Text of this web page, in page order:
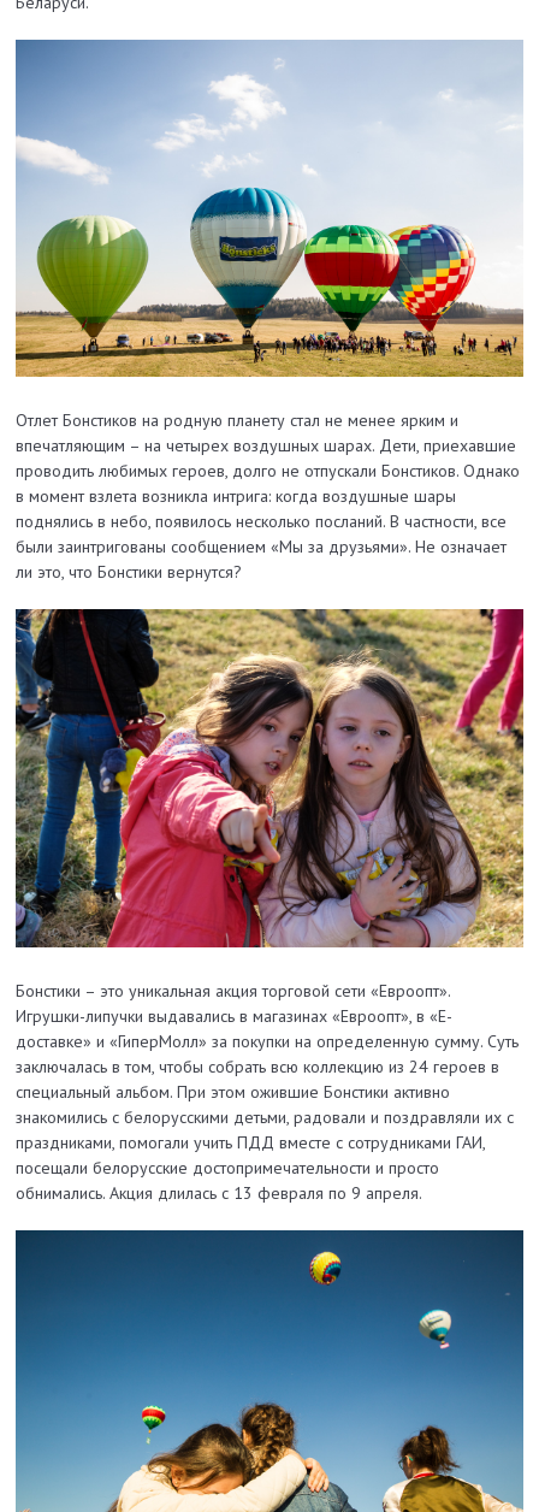
Отлет Бонстиков на родную планету стал не менее ярким и
впечатляющим – на четырех воздушных шарах. Дети, приехавшие
проводить любимых героев, долго не отпускали Бонстиков. Однако
в момент взлета возникла интрига: когда воздушные шары
поднялись в небо, появилось несколько посланий. В частности, все
были заинтригованы сообщением «Мы за друзьями». Не означает
ли это, что Бонстики вернутся?
Бонстики – это уникальная акция торговой сети «Евроопт».
Игрушки-липучки выдавались в магазинах «Евроопт», в «Е-
доставке» и «ГиперМолл» за покупки на определенную сумму. Суть
заключалась в том, чтобы собрать всю коллекцию из 24 героев в
специальный альбом. При этом ожившие Бонстики активно
знакомились с белорусскими детьми, радовали и поздравляли их с
праздниками, помогали учить ПДД вместе с сотрудниками ГАИ,
посещали белорусские достопримечательности и просто
обнимались. Акция длилась с 13 февраля по 9 апреля.